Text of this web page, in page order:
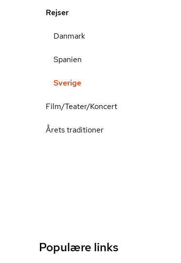
Rejser
Danmark
Spanien
Sverige
Film/Teater/Koncert
Årets traditioner
Populære links